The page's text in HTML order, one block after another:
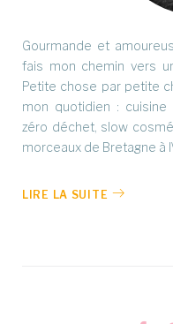
Gourmande et
fais mon chemin vers
Petite chose par petite
mon quotidien : cuisine
zéro déchet, slow
morceaux de Bretagne à
LIRE LA SUITE